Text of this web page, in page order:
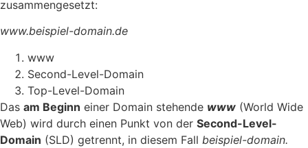
zusammengesetzt:
www.beispiel-domain.de
www
Second-Level-Domain
Top-Level-Domain
Das am Beginn einer Domain stehende www (World Wide
Web) wird durch einen Punkt von der Second-Level-
Domain (SLD) getrennt, in diesem Fall beispiel-domain.